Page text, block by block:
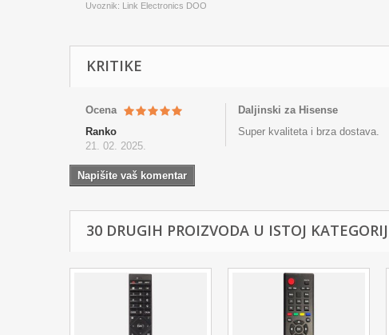
Uvoznik: Link Electronics DOO
KRITIKE
Ocena
Ranko
21. 02. 2025.
Daljinski za Hisense
Super kvaliteta i brza dostava.
Napišite vaš komentar
30 DRUGIH PROIZVODA U ISTOJ